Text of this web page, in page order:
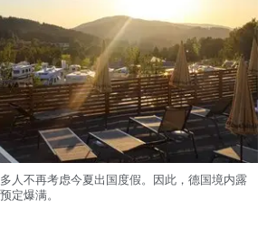
人不再考虑今夏出国度假。因此，德国境内露
定爆满。